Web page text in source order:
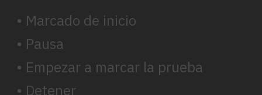
• Marcado de inicio
• Pausa
• Empezar a marcar la prueba
• Detener